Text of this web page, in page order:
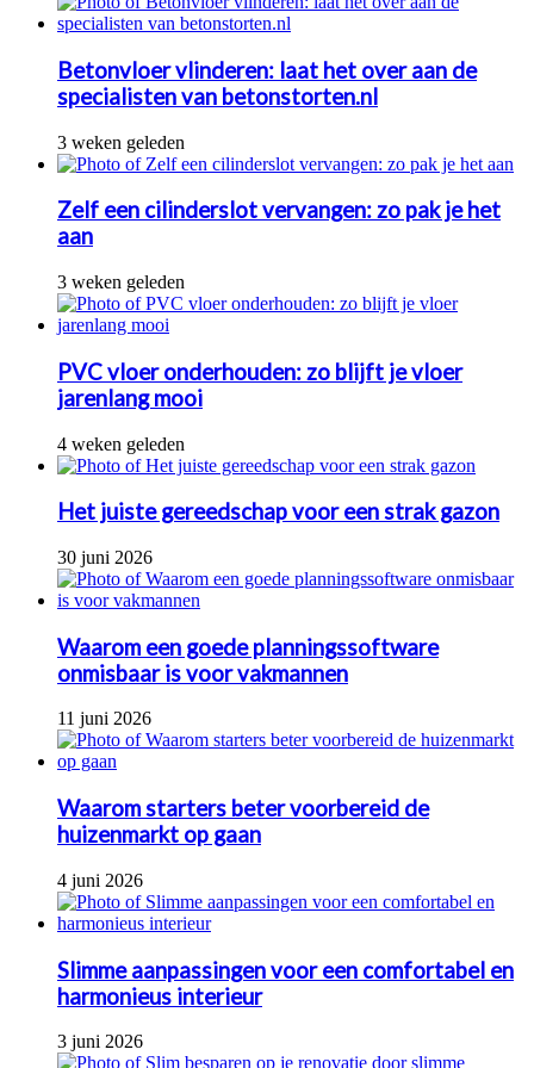
Betonvloer vlinderen: laat het over aan de
specialisten van betonstorten.nl
3 weken geleden
Zelf een cilinderslot vervangen: zo pak je het
aan
3 weken geleden
PVC vloer onderhouden: zo blijft je vloer
jarenlang mooi
4 weken geleden
Het juiste gereedschap voor een strak gazon
30 juni 2026
Waarom een goede planningssoftware
onmisbaar is voor vakmannen
11 juni 2026
Waarom starters beter voorbereid de
huizenmarkt op gaan
4 juni 2026
Slimme aanpassingen voor een comfortabel en
harmonieus interieur
3 juni 2026